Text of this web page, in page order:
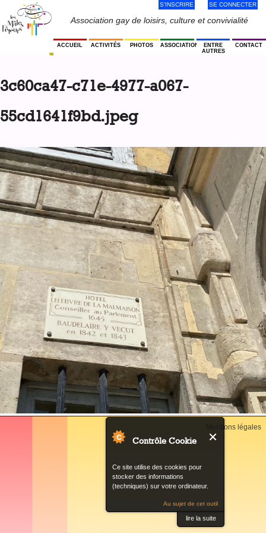
Contrôle Cookie
Ce site utilise des cookies pour
stocker des informations
(techniques) sur votre ordinateur.
Au sujet de cet outil
lire la suite
navigation
Association gay de loisirs, culture et convivialité
Menu
Utilisateur
S'INSCRIRE SE CONNECTER
ACCUEIL ACTIVITÉS PHOTOS ASSOCIATION
ENTRE
AUTRES
CONTACT
top
3c60ca47-c71e-4977-a067-
55cd1641f9bd.jpeg
Mentions légales